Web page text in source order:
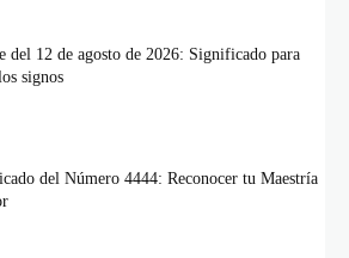
del 12 de agosto de 2026: Significado para
signos
del Número 4444: Reconocer tu Maestría